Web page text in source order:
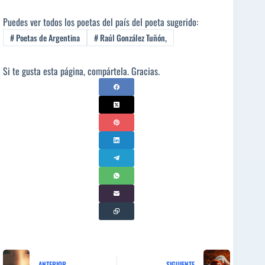
Puedes ver todos los poetas del país del poeta sugerido:
#Poetas de Argentina #Raúl González Tuñón,
Si te gusta esta página, compártela. Gracias.